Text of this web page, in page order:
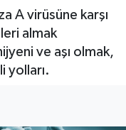
A virüsüne karşı
almak
ve aşı olmak,
yolları.